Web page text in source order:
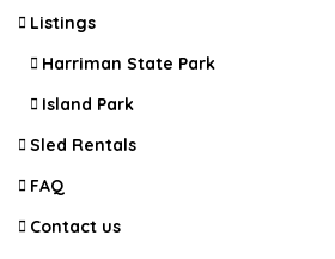
Listings
Harriman State Park
Island Park
Sled Rentals
FAQ
Contact us